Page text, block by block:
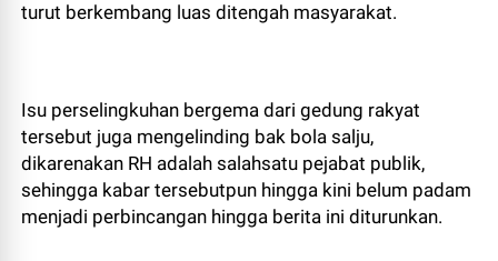
turut berkembang luas ditengah masyarakat.
Isu perselingkuhan bergema dari gedung rakyat
tersebut juga mengelinding bak bola salju,
dikarenakan RH adalah salahsatu pejabat publik,
sehingga kabar tersebutpun hingga kini belum padam
menjadi perbincangan hingga berita ini diturunkan.